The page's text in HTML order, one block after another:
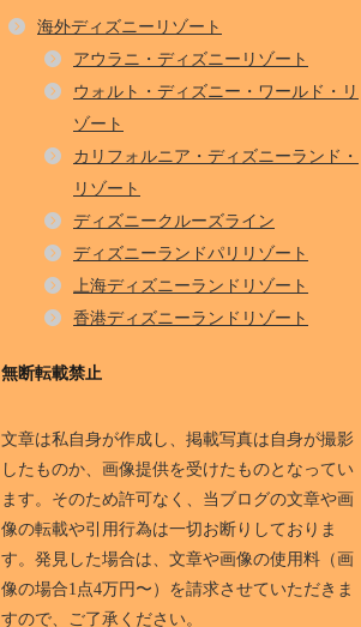
海外ディズニーリゾート
アウラニ・ディズニーリゾート
ウォルト・ディズニー・ワールド・リ
ゾート
カリフォルニア・ディズニーランド・
リゾート
ディズニークルーズライン
ディズニーランドパリリゾート
上海ディズニーランドリゾート
香港ディズニーランドリゾート
無断転載禁止
文章は私自身が作成し、掲載写真は自身が撮影
したものか、画像提供を受けたものとなってい
ます。そのため許可なく、当ブログの文章や画
像の転載や引用行為は一切お断りしておりま
す。発見した場合は、文章や画像の使用料（画
像の場合1点4万円〜）を請求させていただきま
すので、ご了承ください。